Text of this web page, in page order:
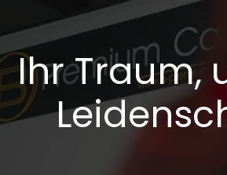
Ihr Traum,